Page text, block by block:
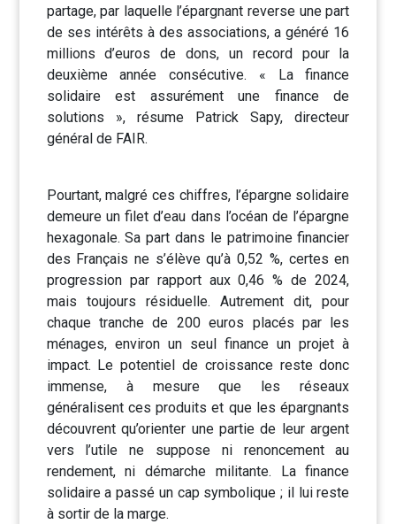
partage, par laquelle l’épargnant reverse une part
de ses intérêts à des associations, a généré 16
millions d’euros de dons, un record pour la
deuxième année consécutive. « La finance
solidaire est assurément une finance de
solutions », résume Patrick Sapy, directeur
général de FAIR.
Pourtant, malgré ces chiffres, l’épargne solidaire
demeure un filet d’eau dans l’océan de l’épargne
hexagonale. Sa part dans le patrimoine financier
des Français ne s’élève qu’à 0,52 %, certes en
progression par rapport aux 0,46 % de 2024,
mais toujours résiduelle. Autrement dit, pour
chaque tranche de 200 euros placés par les
ménages, environ un seul finance un projet à
impact. Le potentiel de croissance reste donc
immense, à mesure que les réseaux
généralisent ces produits et que les épargnants
découvrent qu’orienter une partie de leur argent
vers l’utile ne suppose ni renoncement au
rendement, ni démarche militante. La finance
solidaire a passé un cap symbolique ; il lui reste
à sortir de la marge.